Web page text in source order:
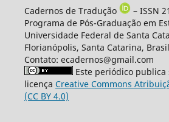
Cadernos de Tradução
– ISSN
Programa de Pós-Graduação em
Universidade Federal de Santa
Florianópolis, Santa Catarina, Brasil
Contato: ecadernos@gmail.com
Este periódico publica
licença Creative Commons
(CC BY 4.0)